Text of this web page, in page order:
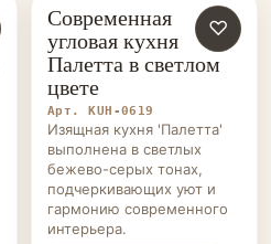
КУХНИ НА ЗАКАЗ ♡
Современная
угловая кухня
Палетта в светлом
цвете
Арт. KUH-0619
Изящная кухня 'Палетта'
выполнена в светлых
бежево-серых тонах,
подчеркивающих уют и
гармонию современного
интерьера.